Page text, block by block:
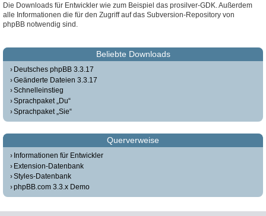
Die Downloads für Entwickler wie zum Beispiel das prosilver-GDK. Außerdem
alle Informationen die für den Zugriff auf das Subversion-Repository von
phpBB notwendig sind.
Beliebte Downloads
Deutsches phpBB 3.3.17
Geänderte Dateien 3.3.17
Schnelleinstieg
Sprachpaket „Du“
Sprachpaket „Sie“
Querverweise
Informationen für Entwickler
Extension-Datenbank
Styles-Datenbank
phpBB.com 3.3.x Demo